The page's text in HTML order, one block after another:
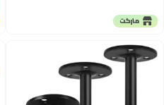
الملابس، الشرفة، شفاف